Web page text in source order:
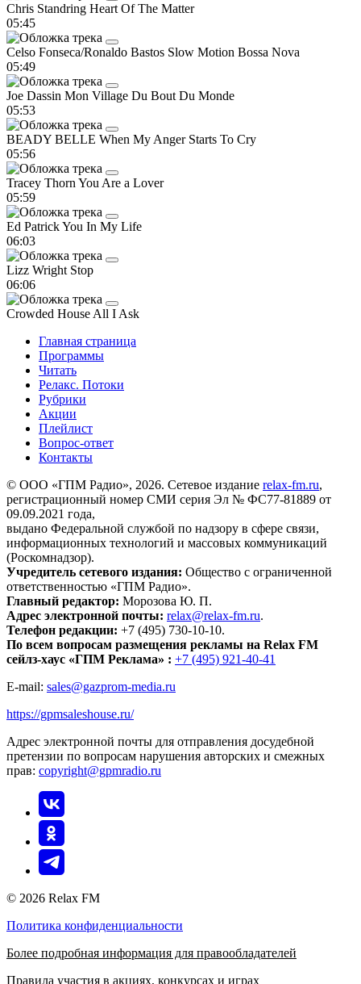
Chris Standring Heart Of The Matter
05:45
Celso Fonseca/Ronaldo Bastos Slow Motion Bossa Nova
05:49
Joe Dassin Mon Village Du Bout Du Monde
05:53
BEADY BELLE When My Anger Starts To Cry
05:56
Tracey Thorn You Are a Lover
05:59
Ed PatrickYou In My Life
06:03
Lizz Wright Stop
06:06
Crowded House All I Ask
Главная страница
Программы
Читать
Релакс. Потоки
Рубрики
Акции
Плейлист
Вопрос-ответ
Контакты
© ООО «ГПМ Радио», 2026. Сетевое издание relax-fm.ru,
регистрационный номер СМИ серия Эл № ФС77-81889 от
09.09.2021 года,
выдано Федеральной службой по надзору в сфере связи,
информационных технологий и массовых коммуникаций
(Роскомнадзор).
Учредитель сетевого издания: Общество с ограниченной
ответственностью «ГПМ Радио».
Главный редактор: Морозова Ю. П.
Адрес электронной почты: relax@relax-fm.ru.
Телефон редакции: +7 (495) 730-10-10.
По всем вопросам размещения рекламы на Relax FM
сейлз-хаус «ГПМ Реклама» : +7 (495) 921-40-41
E-mail: sales@gazprom-media.ru
https://gpmsaleshouse.ru/
Адрес электронной почты для отправления досудебной
претензии по вопросам нарушения авторских и смежных
прав: copyright@gpmradio.ru
© 2026 Relax FM
Политика конфиденциальности
Более подробная информация для правообладателей
Правила участия в акциях, конкурсах и играх